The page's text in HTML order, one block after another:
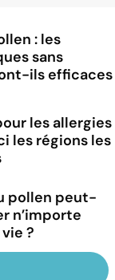
: les
sans
ils efficaces
les allergies
les régions les
pollen peut-
n’importe
?